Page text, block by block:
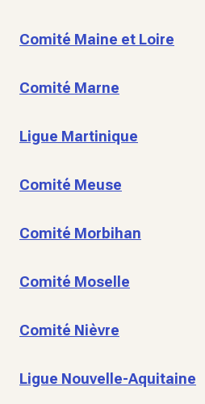
Comité Maine et Loire
Comité Marne
Ligue Martinique
Comité Meuse
Comité Morbihan
Comité Moselle
Comité Nièvre
Ligue Nouvelle-Aquitaine